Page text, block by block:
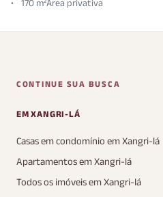
170 m²
CONTINUE SUA BUSCA
EM XANGRI-LÁ
Casas em condomínio em Xangri-lá
Apartamentos em Xangri-lá
Todos os imóveis em Xangri-lá